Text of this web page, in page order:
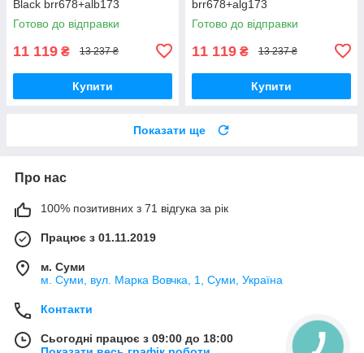
Black brr678+alb173
Готово до відправки
11 119 ₴ 13 237 ₴
Купити
brr678+alg173
Готово до відправки
11 119 ₴ 13 237 ₴
Купити
Показати ще
Про нас
100% позитивних з 71 відгука за рік
Працює з 01.11.2019
м. Суми
м. Суми, вул. Марка Вовчка, 1, Суми, Україна
Контакти
Сьогодні працює з 09:00 до 18:00